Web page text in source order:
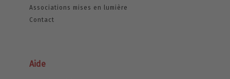
Associations mises en lumière
Contact
Aide